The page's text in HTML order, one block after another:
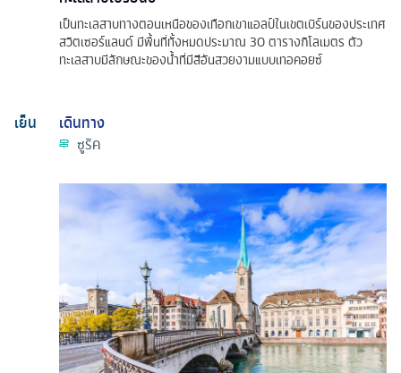
เป็นทะเลสาบทางตอนเหนือของเทือกเขาแอลป์ในเขตเบิร์นของประเทศ
สวิตเซอร์แลนด์ มีพื้นที่ทั้งหมดประมาณ 30 ตารางกิโลเมตร ตัว
ทะเลสาบมีลักษณะของน้ำที่มีสีอันสวยงามแบบเทอคอยซ์
เย็น
เดินทาง
ซูริค